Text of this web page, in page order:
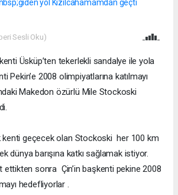
Sesli Oku)
Üsküp’ten tekerlekli sandalye ile yola
Pekin’e 2008 olimpiyatlarına katılmayı
Makedon özürlü Mile Stockoski
kenti geçecek olan Stockoski her 100 km
dünya barışına katkı sağlamak istiyor.
ettikten sonra Çin’in başkenti pekine 2008
hedefliyorlar .